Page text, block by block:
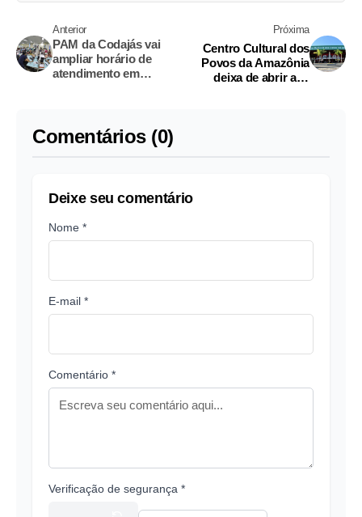
Anterior
PAM da Codajás vai
ampliar horário de
atendimento em
Próxima
Centro Cultural dos
Povos da Amazônia
deixa de abrir aos
Comentários (0)
Deixe seu comentário
Nome *
E-mail *
Comentário *
Verificação de segurança *